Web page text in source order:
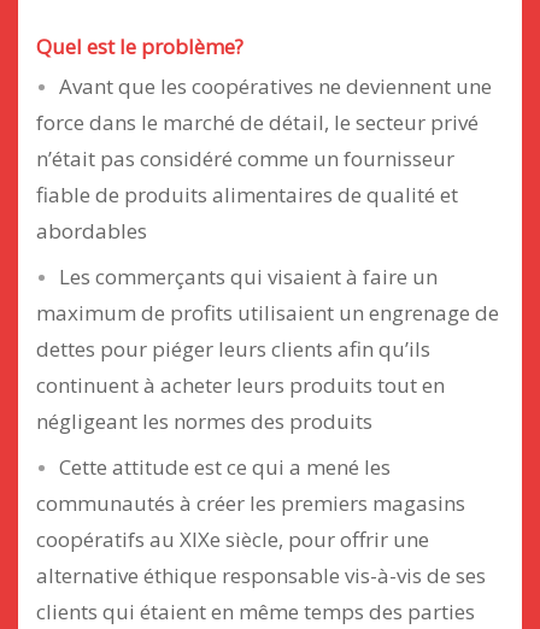
Quel est le problème?
Avant que les coopératives ne deviennent une
force dans le marché de détail, le secteur privé
n’était pas considéré comme un fournisseur
fiable de produits alimentaires de qualité et
abordables
Les commerçants qui visaient à faire un
maximum de profits utilisaient un engrenage de
dettes pour piéger leurs clients afin qu’ils
continuent à acheter leurs produits tout en
négligeant les normes des produits
Cette attitude est ce qui a mené les
communautés à créer les premiers magasins
coopératifs au XIXe siècle, pour offrir une
alternative éthique responsable vis-à-vis de ses
clients qui étaient en même temps des parties